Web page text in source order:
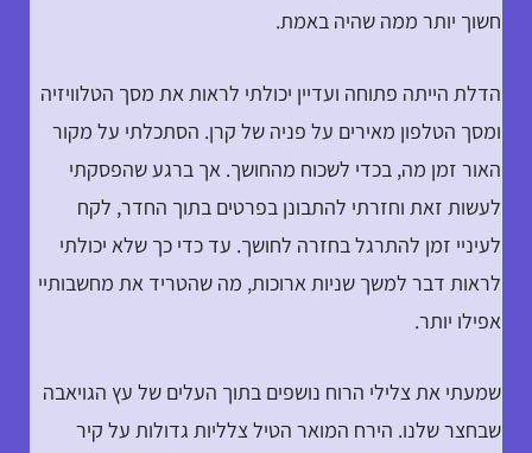
חשוך יותר ממה שהיה באמת.
הדלת הייתה פתוחה ועדיין יכולתי לראות את מסך הטלוויזיה
ומסך הטלפון מאירים על פניה של קרן. הסתכלתי על מקור
האור זמן מה, בכדי לשכוח מהחושך. אך ברגע שהפסקתי
לעשות זאת וחזרתי להתבונן בפרטים בתוך החדר, לקח
לעיניי זמן להתרגל בחזרה לחושך. עד כדי כך שלא יכולתי
לראות דבר למשך שניות ארוכות, מה שהטריד את מחשבותיי
אפילו יותר.
שמעתי את צלילי הרוח נושפים בתוך העלים של עץ הגויאבה
שבחצר שלנו. הירח המואר הטיל צלליות גדולות על קיר